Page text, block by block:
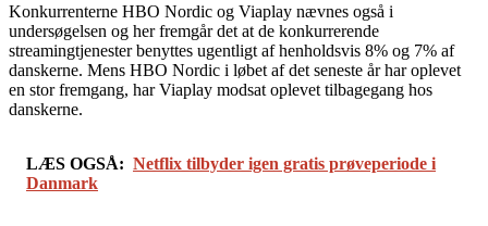
Konkurrenterne HBO Nordic og Viaplay nævnes også i
undersøgelsen og her fremgår det at de konkurrerende
streamingtjenester benyttes ugentligt af henholdsvis 8% og 7% af
danskerne. Mens HBO Nordic i løbet af det seneste år har oplevet
en stor fremgang, har Viaplay modsat oplevet tilbagegang hos
danskerne.
LÆS OGSÅ: Netflix tilbyder igen gratis prøveperiode i
Danmark